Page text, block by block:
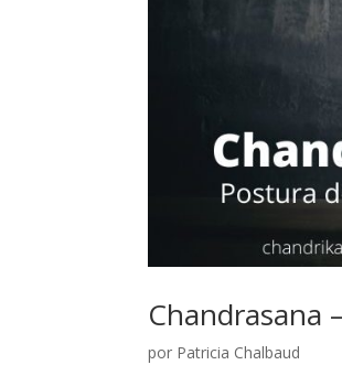
Chandrasana
por Patricia Chalbaud